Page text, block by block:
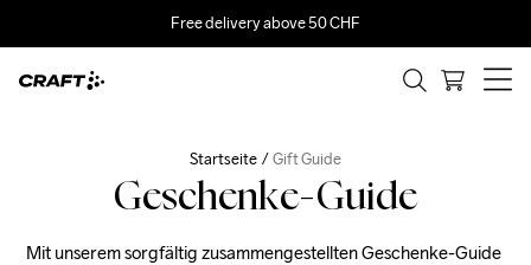
Free delivery above 50 CHF
Startseite Gift Guide
Geschenke-Guide
Mit unserem sorgfältig zusammengestellten Geschenke-Guide